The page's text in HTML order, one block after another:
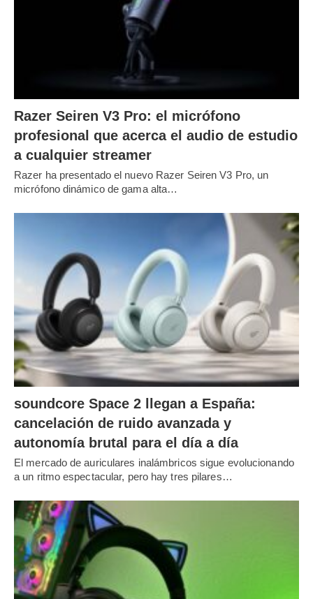
Razer Seiren V3 Pro: el micrófono
profesional que acerca el audio de estudio
a cualquier streamer
Razer ha presentado el nuevo Razer Seiren V3 Pro, un
micrófono dinámico de gama alta…
soundcore Space 2 llegan a España:
cancelación de ruido avanzada y
autonomía brutal para el día a día
El mercado de auriculares inalámbricos sigue evolucionando
a un ritmo espectacular, pero hay tres pilares…